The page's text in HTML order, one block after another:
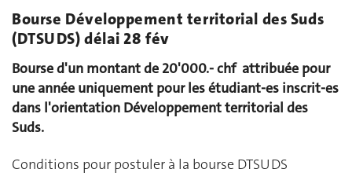
Bourse Développement territorial des Suds
(DTSUDS) délai 28 fév
Bourse d'un montant de 20'000.- chf attribuée pour
une année uniquement pour les étudiant-es inscrit-es
dans l'orientation Développement territorial des
Suds.
Conditions pour postuler à la bourse DTSUDS